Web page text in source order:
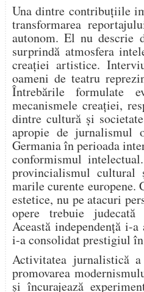
Una dintre contribuțiile
transformarea
autonom. El nu descrie
surprindă atmosfera
creației artistice.
oameni de teatru
Întrebările formulate
mecanismele creației,
dintre cultură și
apropie de jurnalismul
Germania în perioada
conformismul
provincialismul
marile curente europene.
estetice, nu pe atacuri
opere trebuie
Această independență i-
i-a consolidat prestigiul
Activitatea jurnalistică
promovarea
și încurajează